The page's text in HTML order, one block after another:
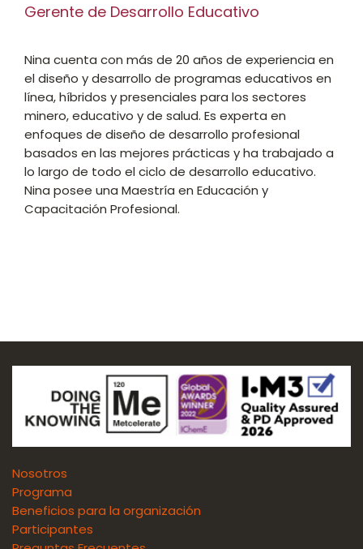
Gerente de Desarrollo Educativo
Nina cuenta con más de 20 años de experiencia en
el diseño y desarrollo de programas educativos en
línea, híbridos y presenciales para los sectores
minero, educativo y de salud. Es experta en
enfoques de diseño de desarrollo profesional
basados en las mejores prácticas y ha trabajado a
lo largo de todo el ciclo de desarrollo educativo.
Nina posee una Maestría en Educación y
Capacitación Profesional.
Nosotros
Programa
Beneficios para la organización
Participantes